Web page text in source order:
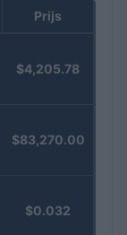
Prijs
$4,205.78
$83,270.00
$0.032